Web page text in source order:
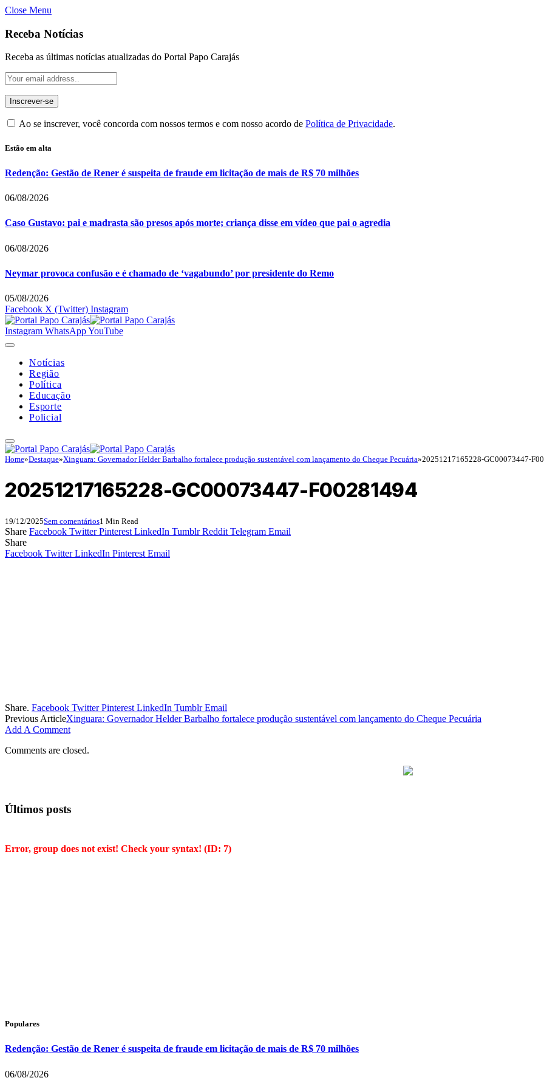
Close Menu
Receba Notícias
Receba as últimas notícias atualizadas do Portal Papo Carajás
Ao se inscrever, você concorda com nossos termos e com nosso acordo de Política de Privacidade.
Estão em alta
Redenção: Gestão de Rener é suspeita de fraude em licitação de mais de R$ 70 milhões
06/08/2026
Caso Gustavo: pai e madrasta são presos após morte; criança disse em vídeo que pai o agredia
06/08/2026
Neymar provoca confusão e é chamado de ‘vagabundo’ por presidente do Remo
05/08/2026
Facebook X (Twitter) Instagram
Instagram WhatsAppYouTube
Notícias
Região
Política
Educação
Esporte
Policial
Home»Destaque»Xinguara: Governador Helder Barbalho fortalece produção sustentável com lançamento do Cheque Pecuária»20251217165228-GC00073447-
20251217165228-GC00073447-F00281494
19/12/2025Sem comentários1 Min Read
Share Facebook Twitter Pinterest LinkedIn Tumblr Reddit Telegram Email
Share
Facebook Twitter LinkedIn Pinterest Email
Share. Facebook Twitter Pinterest LinkedIn Tumblr Email
Previous ArticleXinguara: Governador Helder Barbalho fortalece produção sustentável com lançamento do Cheque Pecuária
Add A Comment
Comments are closed.
Últimos posts
Error, group does not exist! Check your syntax! (ID: 7)
Populares
Redenção: Gestão de Rener é suspeita de fraude em licitação de mais de R$ 70 milhões
06/08/2026